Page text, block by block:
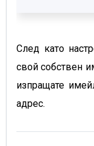
След като
свой собствен
изпращате
адрес.